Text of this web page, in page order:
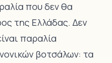
που δεν θα
της Ελλάδας. Δεν
παραλία
βοτσάλων: τα